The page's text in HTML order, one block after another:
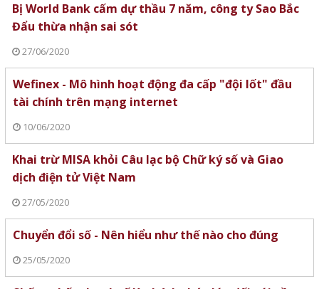
Bị World Bank cấm dự thầu 7 năm, công ty Sao Bắc
Đẩu thừa nhận sai sót
27/06/2020
Wefinex - Mô hình hoạt động đa cấp "đội lốt" đầu
tài chính trên mạng internet
10/06/2020
Khai trừ MISA khỏi Câu lạc bộ Chữ ký số và Giao
dịch điện tử Việt Nam
27/05/2020
Chuyển đổi số - Nên hiểu như thế nào cho đúng
25/05/2020